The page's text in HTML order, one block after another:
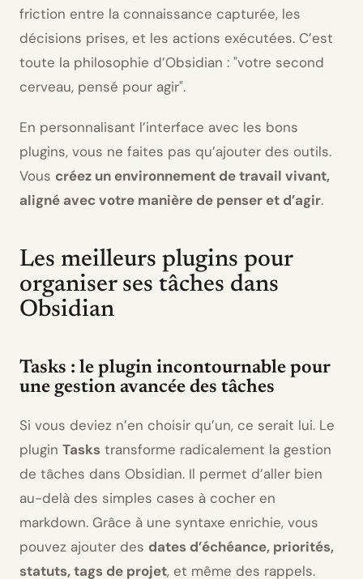
friction entre la connaissance capturée, les
décisions prises, et les actions exécutées. C’est
toute la philosophie d’Obsidian : votre second
cerveau, pensé pour agir .
En personnalisant l’interface avec les bons
plugins, vous ne faites pas qu’ajouter des outils.
Vous créez un environnement de travail vivant,
aligné avec votre manière de penser et d’agir.
Les meilleurs plugins pour
organiser ses tâches dans
Obsidian
Tasks : le plugin incontournable pour
une gestion avancée des tâches
Si vous deviez n’en choisir qu’un, ce serait lui. Le
plugin Tasks transforme radicalement la gestion
de tâches dans Obsidian. Il permet d’aller bien
au-delà des simples cases à cocher en
markdown. Grâce à une syntaxe enrichie, vous
pouvez ajouter des dates d’échéance, priorités,
statuts, tags de projet, et même des rappels.